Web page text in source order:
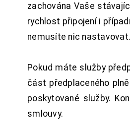
zachována Vaše
rychlost připojení i
nemusíte nic nastavovat.
Pokud máte služby
část předplaceného
poskytované služby.
smlouvy.